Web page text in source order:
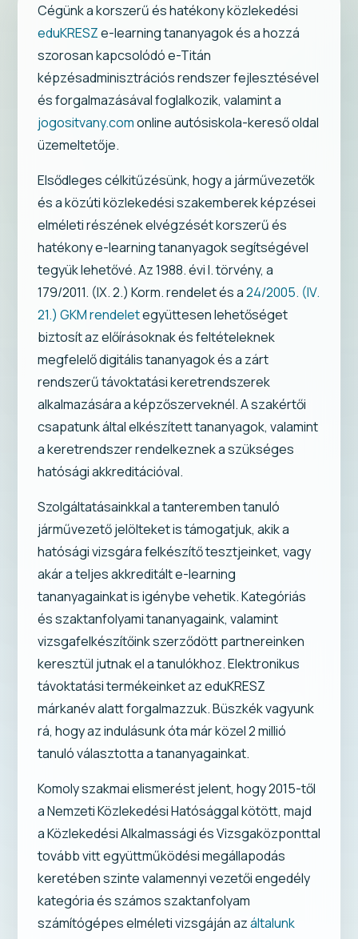
Cégünk a korszerű és hatékony közlekedési
eduKRESZe-learning tananyagok és a hozzá
szorosan kapcsolódó e-Titán
képzésadminisztrációs rendszer fejlesztésével
és forgalmazásával foglalkozik, valamint a
jogositvany.comonline autósiskola-kereső oldal
üzemeltetője.
Elsődleges célkitűzésünk, hogy a járművezetők
és a közúti közlekedési szakemberek képzései
elméleti részének elvégzését korszerű és
hatékony e-learning tananyagok segítségével
tegyük lehetővé. Az 1988. évi I. törvény, a
179/2011. (IX. 2.) Korm. rendelet és a24/2005. (IV.
21.) GKM rendeletegyüttesen lehetőséget
biztosít az előírásoknak és feltételeknek
megfelelő digitális tananyagok és a zárt
rendszerű távoktatási keretrendszerek
alkalmazására a képzőszerveknél. A szakértői
csapatunk által elkészített tananyagok, valamint
a keretrendszer rendelkeznek a szükséges
hatósági akkreditációval.
Szolgáltatásainkkal a tanteremben tanuló
járművezető jelölteket is támogatjuk, akik a
hatósági vizsgára felkészítő tesztjeinket, vagy
akár a teljes akkreditált e-learning
tananyagainkat is igénybe vehetik. Kategóriás
és szaktanfolyami tananyagaink, valamint
vizsgafelkészítőink szerződött partnereinken
keresztül jutnak el a tanulókhoz. Elektronikus
távoktatási termékeinket az eduKRESZ
márkanév alatt forgalmazzuk. Büszkék vagyunk
rá, hogy az indulásunk óta már közel 2 millió
tanuló választotta a tananyagainkat.
Komoly szakmai elismerést jelent, hogy 2015-től
a Nemzeti Közlekedési Hatósággal kötött, majd
a Közlekedési Alkalmassági és Vizsgaközponttal
tovább vitt együttműködési megállapodás
keretében szinte valamennyi vezetői engedély
kategória és számos szaktanfolyam
számítógépes elméleti vizsgáján azáltalunk